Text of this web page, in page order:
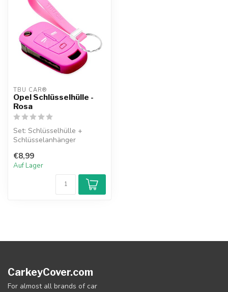
TBU CAR®
Opel Schlüsselhülle -
Rosa
Set: Schlüsselhülle +
Schlüsselanhänger
€8,99
Auf Lager
CarkeyCover.com
For almost all brands of car